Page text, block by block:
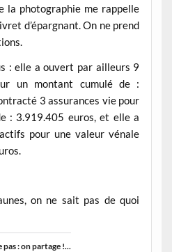
la photographie me rappelle
d’épargnant. On ne prend
: elle a ouvert par ailleurs 9
un montant cumulé de :
3 assurances vie pour
: 3.919.405 euros, et elle a
pour une valeur vénale
on ne sait pas de quoi
: on partage !...